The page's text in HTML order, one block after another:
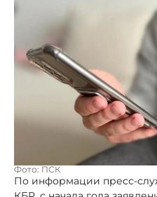
Фото: ПСК
По информации пресс-